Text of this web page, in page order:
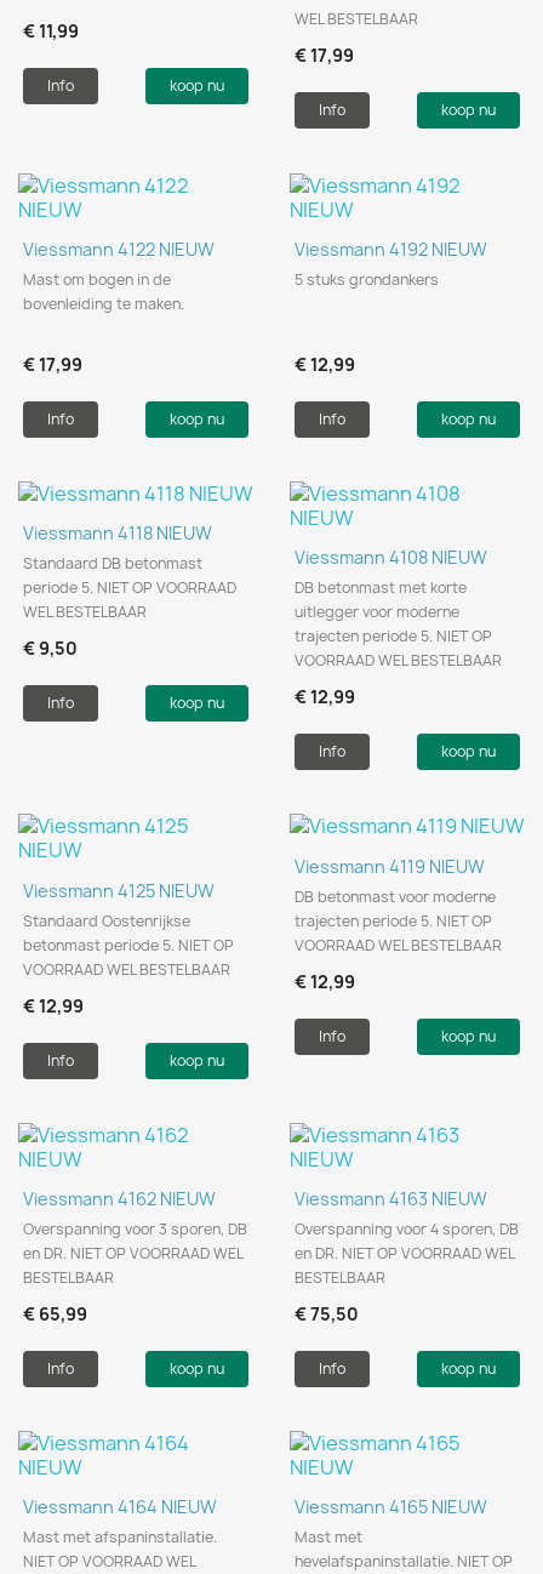
€ 11,99
Info koop nu
WEL BESTELBAAR
€ 17,99
Info koop nu
Viessmann 4122 NIEUW
Mast om bogen in de
bovenleiding te maken.
€ 17,99
Info koop nu
Viessmann 4192 NIEUW
5 stuks grondankers
€ 12,99
Info koop nu
Viessmann 4118 NIEUW
Standaard DB betonmast
periode 5. NIET OP VOORRAAD
WEL BESTELBAAR
€ 9,50
Info koop nu
Viessmann 4108 NIEUW
DB betonmast met korte
uitlegger voor moderne
trajecten periode 5. NIET OP
VOORRAAD WEL BESTELBAAR
€ 12,99
Info koop nu
Viessmann 4125 NIEUW
Standaard Oostenrijkse
betonmast periode 5. NIET OP
VOORRAAD WEL BESTELBAAR
€ 12,99
Info koop nu
Viessmann 4119 NIEUW
DB betonmast voor moderne
trajecten periode 5. NIET OP
VOORRAAD WEL BESTELBAAR
€ 12,99
Info koop nu
Viessmann 4162 NIEUW
Overspanning voor 3 sporen, DB
en DR. NIET OP VOORRAAD WEL
BESTELBAAR
€ 65,99
Info koop nu
Viessmann 4163 NIEUW
Overspanning voor 4 sporen, DB
en DR. NIET OP VOORRAAD WEL
BESTELBAAR
€ 75,50
Info koop nu
Viessmann 4164 NIEUW
Mast met afspaninstallatie.
NIET OP VOORRAAD WEL
Viessmann 4165 NIEUW
Mast met
hevelafspaninstallatie. NIET OP